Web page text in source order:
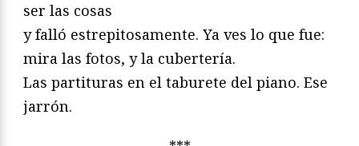
ser las cosas
y falló estrepitosamente. Ya ves lo que fue:
mira las fotos, y la cubertería.
Las partituras en el taburete del piano. Ese
jarrón.